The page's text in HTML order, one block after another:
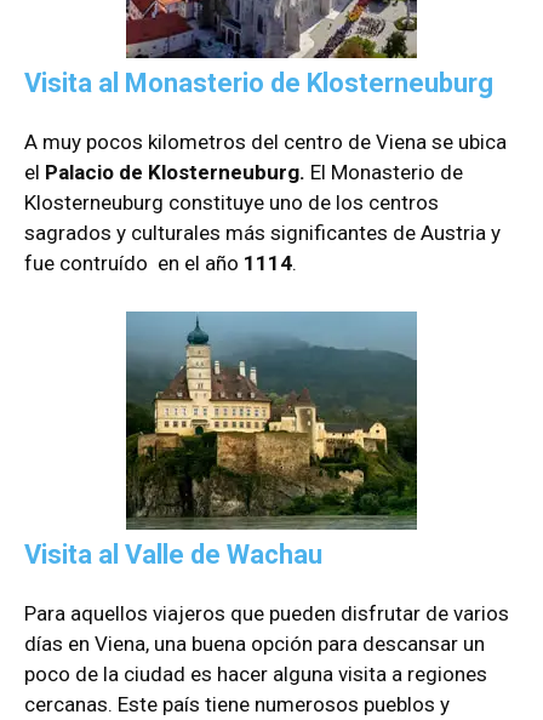
Visita al Monasterio de Klosterneuburg
A muy pocos kilometros del centro de Viena se ubica
el Palacio de Klosterneuburg. El Monasterio de
Klosterneuburg constituye uno de los centros
sagrados y culturales más significantes de Austria y
fue contruído en el año 1114.
Visita al Valle de Wachau
Para aquellos viajeros que pueden disfrutar de varios
días en Viena, una buena opción para descansar un
poco de la ciudad es hacer alguna visita a regiones
cercanas. Este país tiene numerosos pueblos y